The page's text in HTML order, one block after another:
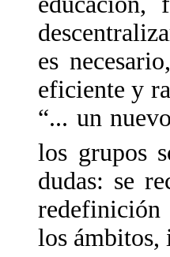
es
eficiente y
“... un
los grupos
dudas: se
redefinición
los ámbitos,